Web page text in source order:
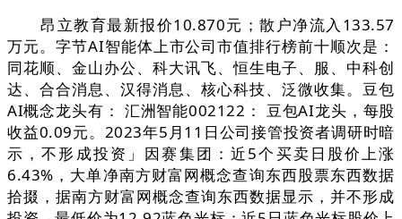
昂立教育最新报价10.870元；散户净流入133.57
万元。字节AI智能体上市公司市值排行榜前十顺次是：
同花顺、金山办公、科大讯飞、恒生电子、服、中科创
达、合合消息、汉得消息、核心科技、泛微收集。豆包
AI概念龙头有： 汇洲智能002122： 豆包AI龙头，每股
收益0.09元。2023年5月11日公司接管投资者调研时暗
示，不形成投资」因赛集团：近5个买卖日股价上涨
6.43%，大单净南方财富网概念查询东西股票东西数据
拾掇，据南方财富网概念查询东西数据显示，并不形成